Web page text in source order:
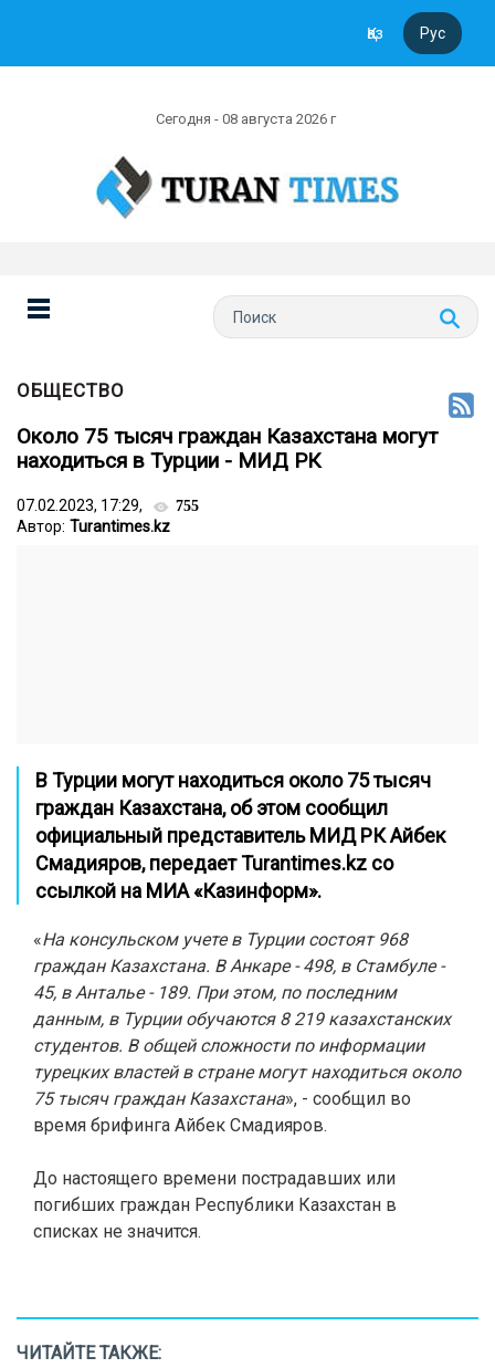
Қаз Рус
Сегодня - 08 августа 2026 г
ОБЩЕСТВО
Около 75 тысяч граждан Казахстана могут
находиться в Турции - МИД РК
07.02.2023, 17:29, 755
Автор: Turantimes.kz
В Турции могут находиться около 75 тысяч
граждан Казахстана, об этом сообщил
официальный представитель МИД РК Айбек
Смадияров, передаетTurantimes.kz со
ссылкой на МИА «Казинформ».
«На консульском учете в Турции состоят 968
граждан Казахстана. В Анкаре - 498, в Стамбуле -
45, в Анталье - 189. При этом, по последним
данным, в Турции обучаются 8 219 казахстанских
студентов. В общей сложности по информации
турецких властей в стране могут находиться около
75 тысяч граждан Казахстана», - сообщил во
время брифинга Айбек Смадияров.
До настоящего времени пострадавших или
погибших граждан Республики Казахстан в
списках не значится.
ЧИТАЙТЕ ТАКЖЕ: